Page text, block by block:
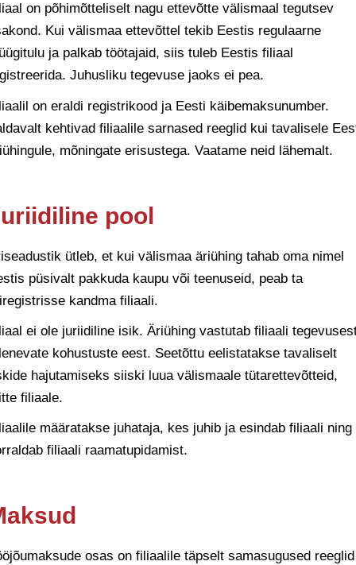
on põhimõtteliselt nagu ettevõtte välismaal tegutsev
Kui välismaa ettevõttel tekib Eestis regulaarne
ja palkab töötajaid, siis tuleb Eestis filiaal
Juhusliku tegevuse jaoks ei pea.
on eraldi registrikood ja Eesti käibemaksunumber.
kehtivad filiaalile sarnased reeglid kui tavalisele
mõningate erisustega. Vaatame neid lähemalt.
pool
ütleb, et kui välismaa äriühing tahab oma nimel
püsivalt pakkuda kaupu või teenuseid, peab ta
kandma filiaali.
ei ole juriidiline isik. Äriühing vastutab filiaali
kohustuste eest. Seetõttu eelistatakse tavaliselt
hajutamiseks siiski luua välismaale tütarettevõtteid,
filiaale.
määratakse juhataja, kes juhib ja esindab filiaali ning
filiaali raamatupidamist.
osas on filiaalile täpselt samasugused reeglid